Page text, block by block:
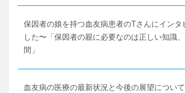
保因者の娘を持つ血友病患者のTさんにインタ
した〜「保因者の親に必要なのは正しい知識
間」
血友病の医療の最新状況と今後の展望につい